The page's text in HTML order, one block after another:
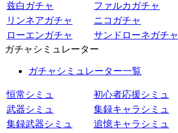
兹白ガチャ
ファルカガチャ
リンネアガチャ
ニコガチャ
ローエンガチャ
サンドローネガチャ
ガチャシミュレーター
ガチャシミュレーター一覧
恒常シミュ
初心者応援シミュ
武器シミュ
集録キャラシミュ
集録武器シミュ
追憶キャラシミュ